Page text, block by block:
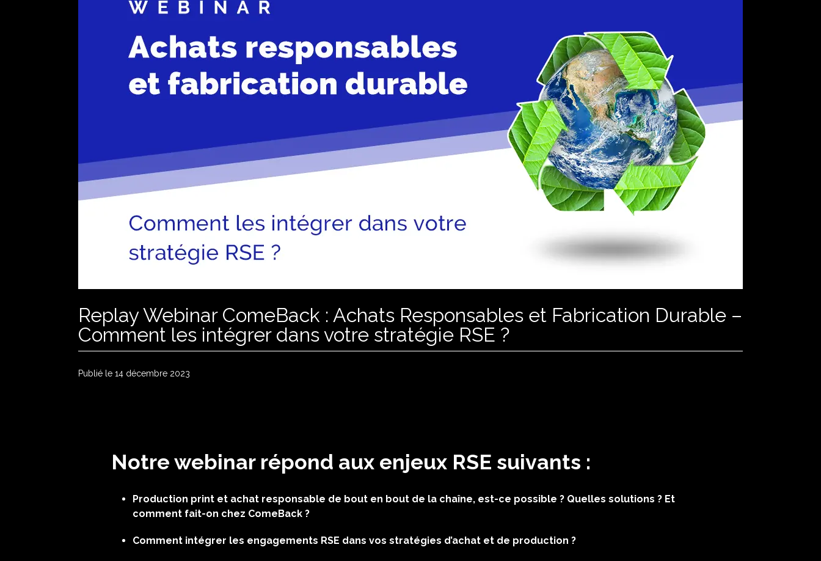
Replay Webinar ComeBack : Achats Responsables et Fabrication Durable –
Comment les intégrer dans votre stratégie RSE ?
Publié le 14 décembre 2023
Notre webinar répond aux enjeux RSE suivants :
Production print et achat responsable de bout en bout de la chaîne, est-ce possible ? Quelles solutions ? Et
comment fait-on chez ComeBack ?
Comment intégrer les engagements RSE dans vos stratégies d’achat et de production ?